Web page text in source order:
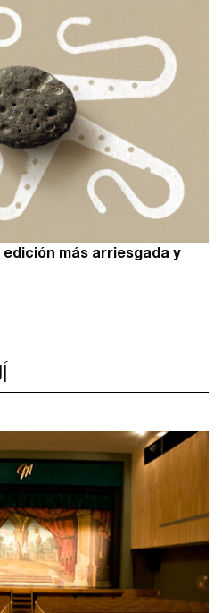
más arriesgada y